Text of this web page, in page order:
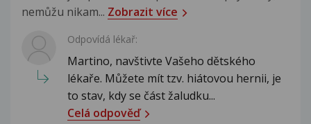
nemůžu nikam... Zobrazit více
Odpovídá lékař:
Martino, navštivte Vašeho dětského
lékaře. Můžete mít tzv. hiátovou hernii, je
to stav, kdy se část žaludku...
Celá odpověď